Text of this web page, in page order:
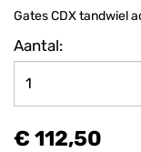
Gates CDX tandwiel
Aantal:
€ 112,50